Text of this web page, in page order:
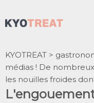
KYOTREAT >
médias ! De
les nouilles froides